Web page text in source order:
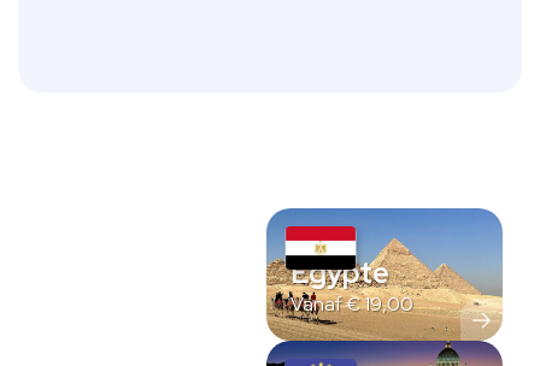
Egypte
Vanaf€19,00